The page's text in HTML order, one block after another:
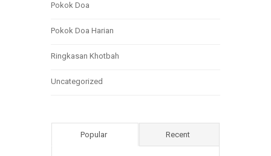
Pokok Doa
Pokok Doa Harian
Ringkasan Khotbah
Uncategorized
Popular Recent